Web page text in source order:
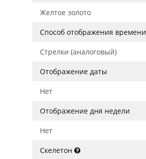
Желтое золото
Способ отображения времени
Стрелки (аналоговый)
Отображение даты
Нет
Отображение дня недели
Нет
Скелетон